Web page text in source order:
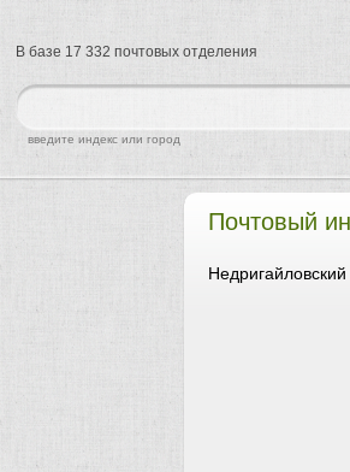
Почтовый
найти
введите индекс или город
В базе 17 332 почтовых отделения